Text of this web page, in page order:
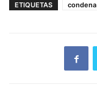
ETIQUETAS condena